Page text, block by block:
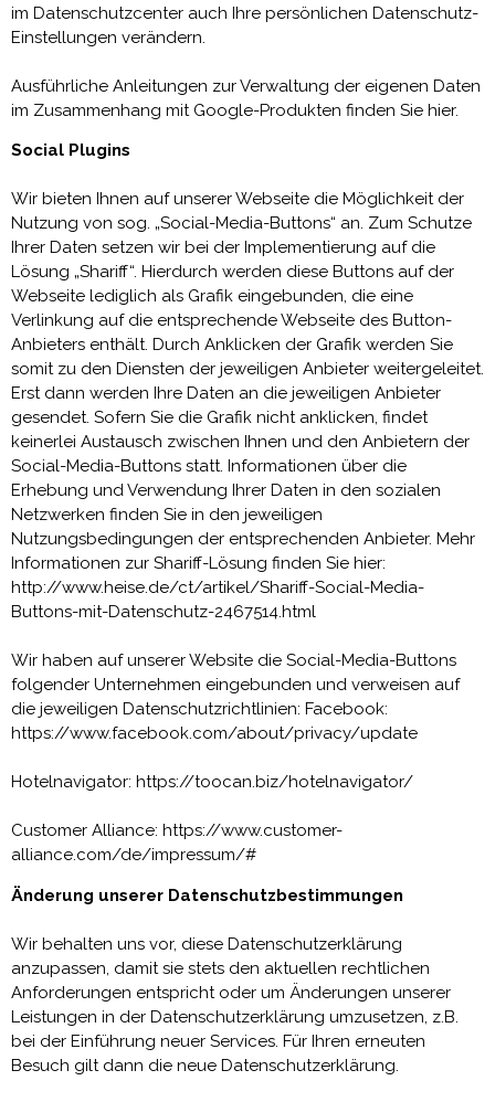
im Datenschutzcenter auch Ihre persönlichen Datenschutz-
Einstellungen verändern.
Ausführliche Anleitungen zur Verwaltung der eigenen Daten
im Zusammenhang mit Google-Produkten finden Sie hier.
Social Plugins
Wir bieten Ihnen auf unserer Webseite die Möglichkeit der
Nutzung von sog. „Social-Media-Buttons“ an. Zum Schutze
Ihrer Daten setzen wir bei der Implementierung auf die
Lösung „Shariff“. Hierdurch werden diese Buttons auf der
Webseite lediglich als Grafik eingebunden, die eine
Verlinkung auf die entsprechende Webseite des Button-
Anbieters enthält. Durch Anklicken der Grafik werden Sie
somit zu den Diensten der jeweiligen Anbieter weitergeleitet.
Erst dann werden Ihre Daten an die jeweiligen Anbieter
gesendet. Sofern Sie die Grafik nicht anklicken, findet
keinerlei Austausch zwischen Ihnen und den Anbietern der
Social-Media-Buttons statt. Informationen über die
Erhebung und Verwendung Ihrer Daten in den sozialen
Netzwerken finden Sie in den jeweiligen
Nutzungsbedingungen der entsprechenden Anbieter. Mehr
Informationen zur Shariff-Lösung finden Sie hier:
http://www.heise.de/ct/artikel/Shariff-Social-Media-
Buttons-mit-Datenschutz-2467514.html
Wir haben auf unserer Website die Social-Media-Buttons
folgender Unternehmen eingebunden und verweisen auf
die jeweiligen Datenschutzrichtlinien: Facebook:
https://www.facebook.com/about/privacy/update
Hotelnavigator: https://toocan.biz/hotelnavigator/
Customer Alliance: https://www.customer-
alliance.com/de/impressum/#
Änderung unserer Datenschutzbestimmungen
Wir behalten uns vor, diese Datenschutzerklärung
anzupassen, damit sie stets den aktuellen rechtlichen
Anforderungen entspricht oder um Änderungen unserer
Leistungen in der Datenschutzerklärung umzusetzen, z.B.
bei der Einführung neuer Services. Für Ihren erneuten
Besuch gilt dann die neue Datenschutzerklärung.